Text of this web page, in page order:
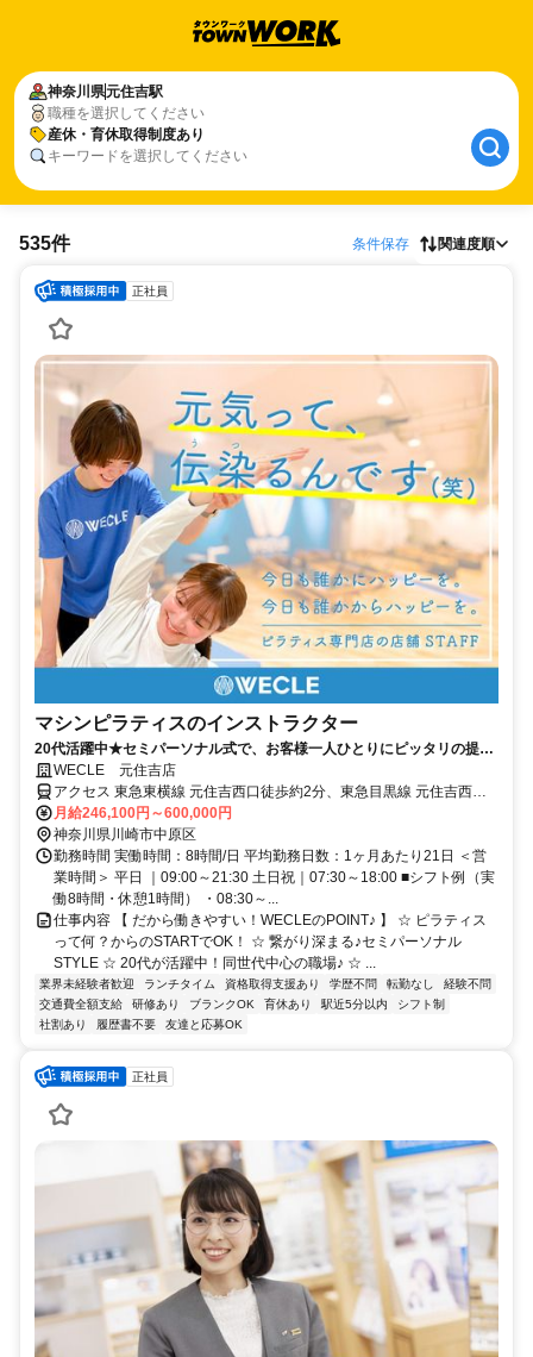
神奈川県元住吉駅
職種を選択してください
産休・育休取得制度あり
キーワードを選択してください
535件 条件保存 関連度順
正社員
マシンピラティスのインストラクター
20代活躍中★セミパーソナル式で、お客様一人ひとりにピッタリの提案
が可能！残業ナシ＆連休取得もOK！
WECLE 元住吉店
アクセス 東急東横線 元住吉西口徒歩約2分、東急目黒線 元住吉西口
徒歩約2分 元住吉駅から徒歩約6分
月給246,100円～600,000円
神奈川県川崎市中原区
勤務時間 実働時間：8時間/日 平均勤務日数：1ヶ月あたり21日 ＜営
業時間＞ 平日 ｜09:00～21:30 土日祝｜07:30～18:00 ■シフト例（実
働8時間・休憩1時間） ・08:30～...
仕事内容 【 だから働きやすい！WECLEのPOINT♪ 】 ☆ ピラティス
って何？からのSTARTでOK！ ☆ 繋がり深まる♪セミパーソナル
STYLE ☆ 20代が活躍中！同世代中心の職場♪ ☆ ...
業界未経験者歓迎 ランチタイム 資格取得支援あり 学歴不問 転勤なし
経験不問
交通費全額支給
研修あり ブランクOK 育休あり 駅近5分以内
シフト制
社割あり
履歴書不要 友達と応募OK
正社員